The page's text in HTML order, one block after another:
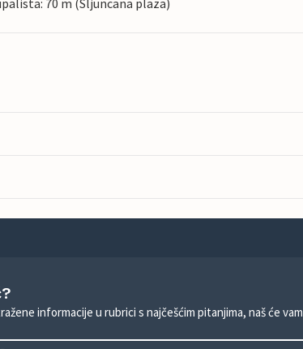
informacije u rubrici s najčešćim pitanjima, naš će vam